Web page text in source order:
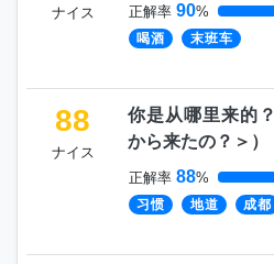
ナイス 正解率 90%
喝酒 末班车
88
ナイス
你是从哪里来的？
から来たの？＞ ）
正解率 88%
习惯 地道 成都